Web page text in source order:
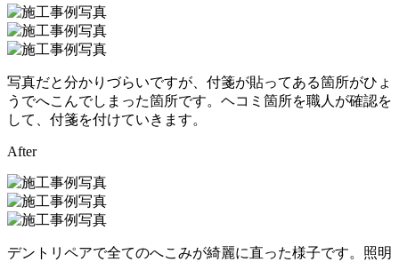
写真だと分かりづらいですが、付箋が貼ってある箇所がひょ
うでへこんでしまった箇所です。ヘコミ箇所を職人が確認を
して、付箋を付けていきます。
After
デントリペアで全てのへこみが綺麗に直った様子です。照明